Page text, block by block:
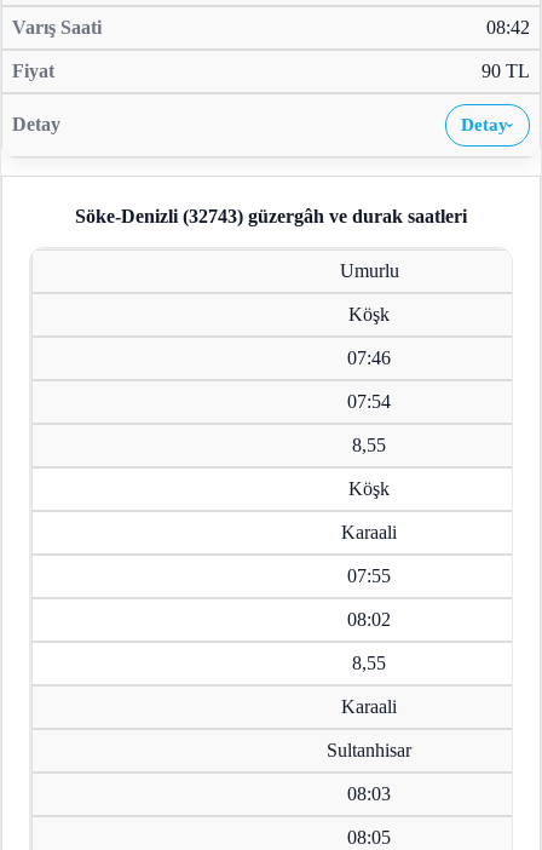
08:42
90 TL
Detay›
Söke-Denizli (32743) güzergâh ve durak saatleri
Umurlu
Köşk
07:46
07:54
8,55
Köşk
Karaali
07:55
08:02
8,55
Karaali
Sultanhisar
08:03
08:05